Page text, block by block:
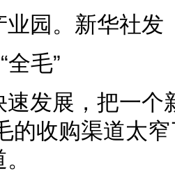
业园。新华社发
全毛”
速发展，把一个
的收购渠道太